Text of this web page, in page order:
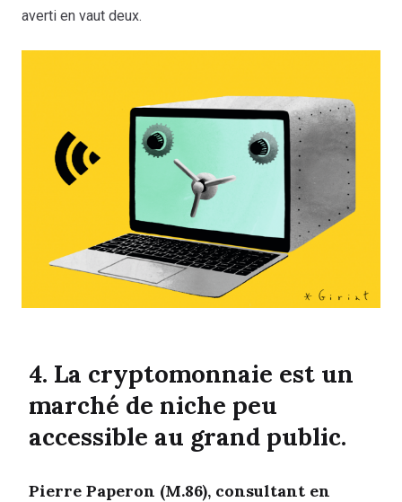
averti en vaut deux.
4. La cryptomonnaie est un
marché de niche peu
accessible au grand public.
Pierre Paperon (M.86), consultant en